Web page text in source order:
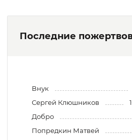
Последние
Внук
Сергей Клюшников
Добро
Попредкин Матвей